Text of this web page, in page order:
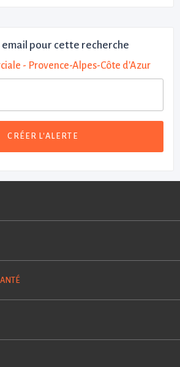
pour cette recherche
- Provence-Alpes-Côte d'Azur
CRÉER L'ALERTE